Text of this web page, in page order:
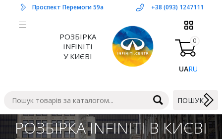
Проспект Перемоги 59а +38 (093) 1247111
РОЗБІРКА
INFINITI
У КИЄВІ
0
RU
UA
ПОШУК
РОЗБІРКА INFINITI В КИЄВІ